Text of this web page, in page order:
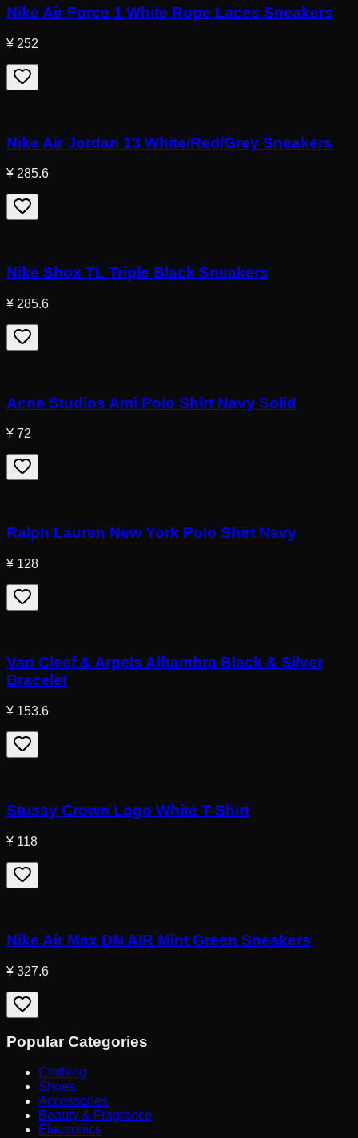
Nike Air Force 1 White Rope Laces Sneakers
¥ 252
Nike Air Jordan 13 White/Red/Grey Sneakers
¥ 285.6
Nike Shox TL Triple Black Sneakers
¥ 285.6
Acne Studios Ami Polo Shirt Navy Solid
¥ 72
Ralph Lauren New York Polo Shirt Navy
¥ 128
Van Cleef & Arpels Alhambra Black & Silver
Bracelet
¥ 153.6
Stussy Crown Logo White T-Shirt
¥ 118
Nike Air Max DN AIR Mint Green Sneakers
¥ 327.6
Popular Categories
Clothing
Shoes
Accessories
Beauty & Fragrance
Electronics